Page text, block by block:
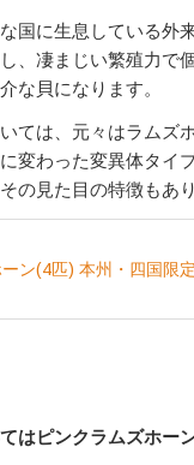
国に生息している外
、凄まじい繁殖力で
な貝になります。
ては、元々はラムズ
変わった変異体タイ
の見た目の特徴もあ
ン(4匹) 本州・四国限
はピンクラムズホー